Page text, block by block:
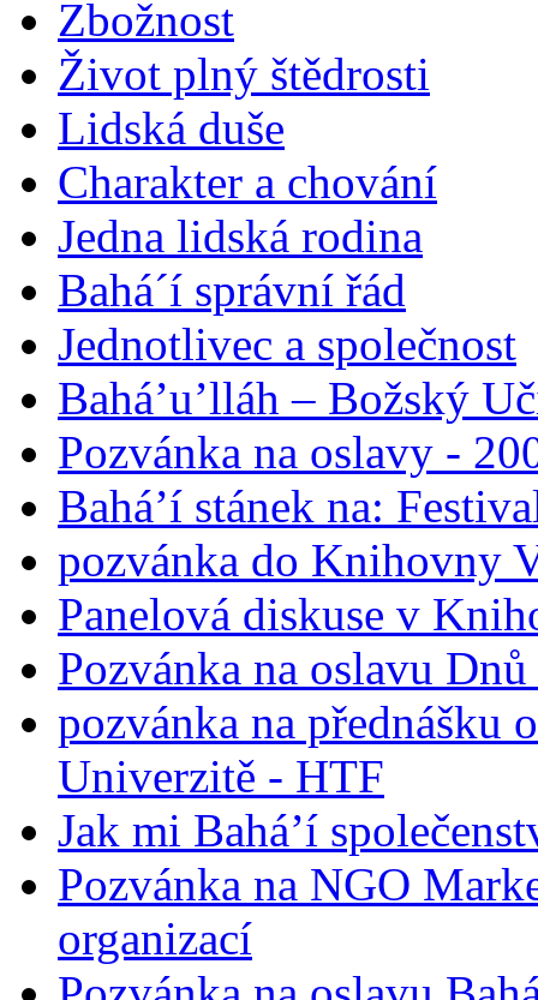
Zbožnost
Život plný štědrosti
Lidská duše
Charakter a chování
Jedna lidská rodina
Bahá´í správní řád
Jednotlivec a společnost
Bahá’u’lláh – Božský
Pozvánka na oslavy -
Bahá’í stánek na:
pozvánka do Knihovny
Panelová diskuse v
Pozvánka na oslavu
pozvánka na přednášku
Univerzitě - HTF
Jak mi Bahá’í
Pozvánka na NGO
organizací